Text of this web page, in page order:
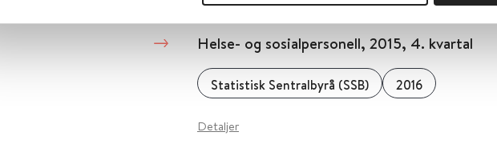
Helse- og sosialpersonell, 2015, 4. kvartal
Statistisk Sentralbyrå (SSB) 2016
Detaljer